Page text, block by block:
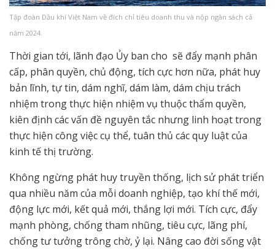
Tập đoàn Dầu khí Việt Nam về đích chỉ tiêu doanh thu và nộp ngân sách cả
năm 2024.
Thời gian tới, lãnh đạo Ủy ban cho sẽ đẩy mạnh phân
cấp, phân quyền, chủ động, tích cực hơn nữa, phát huy
bản lĩnh, tự tin, dám nghĩ, dám làm, dám chịu trách
nhiệm trong thực hiện nhiệm vụ thuộc thẩm quyền,
kiên định các vấn đề nguyên tắc nhưng linh hoạt trong
thực hiện công việc cụ thể, tuân thủ các quy luật của
kinh tế thị trường.
Không ngừng phát huy truyền thống, lịch sử phát triển
qua nhiều năm của mỗi doanh nghiệp, tạo khí thế mới,
động lực mới, kết quả mới, thắng lợi mới. Tích cực, đẩy
mạnh phòng, chống tham nhũng, tiêu cực, lãng phí,
chống tư tưởng trông chờ, ỷ lại. Nâng cao đời sống vật